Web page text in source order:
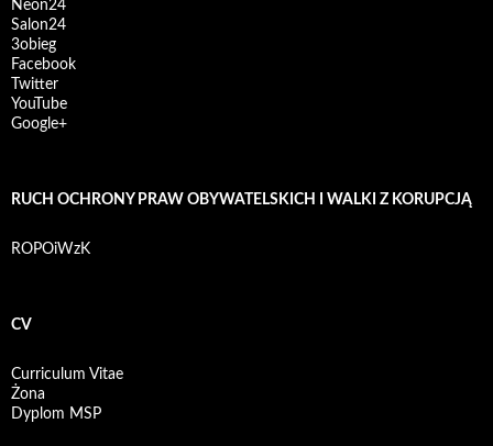
Neon24
Salon24
3obieg
Facebook
Twitter
YouTube
Google+
RUCH OCHRONY PRAW OBYWATELSKICH I WALKI Z KORUPCJĄ
ROPOiWzK
CV
Curriculum Vitae
Żona
Dyplom MSP